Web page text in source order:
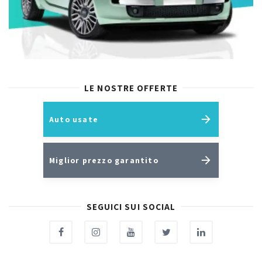
LE NOSTRE OFFERTE
Auto usate
Miglior prezzo garantito
SEGUICI SUI SOCIAL